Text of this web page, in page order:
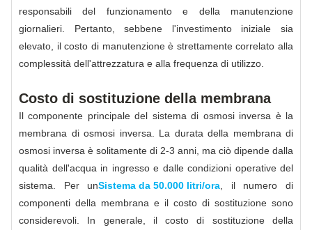
responsabili del funzionamento e della manutenzione
giornalieri. Pertanto, sebbene l'investimento iniziale sia
elevato, il costo di manutenzione è strettamente correlato alla
complessità dell'attrezzatura e alla frequenza di utilizzo.
Costo di sostituzione della membrana
Il componente principale del sistema di osmosi inversa è la
membrana di osmosi inversa. La durata della membrana di
osmosi inversa è solitamente di 2-3 anni, ma ciò dipende dalla
qualità dell'acqua in ingresso e dalle condizioni operative del
sistema. Per unSistema da 50.000 litri/ora , il numero di
componenti della membrana e il costo di sostituzione sono
considerevoli. In generale, il costo di sostituzione della